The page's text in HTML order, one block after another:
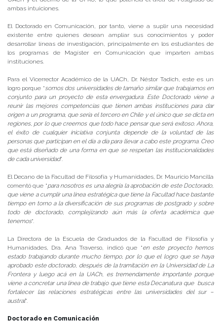
ambas intuiciones.
El Doctorado en Comunicación, por tanto, viene a suplir una necesidad
existente entre quienes desean ampliar sus conocimientos y poder
desarrollar líneas de investigación, principalmente en los estudiantes de
los programas de Magíster en Comunicación que imparten ambas
instituciones.
Para el Vicerrector Académico de la UACh, Dr. Néstor Tadich, este es un
logro porque “somos dos universidades de tamaño similar que trabajamos en
conjunto para un proyecto de esta envergadura. Este Doctorado viene a
reunir las mejores competencias que tienen ambas instituciones para dar
origen a un programa, que sería el tercero en Chile y el único que se dicta en
regiones, por lo que creemos que todo hace pensar que será exitoso. Ahora,
el éxito de cualquier iniciativa conjunta depende de la voluntad de las
personas que participan en el día a día para llevar a cabo este programa. Creo
que está diseñado de una forma en que se respetan las institucionalidades
de cada universidad”.
El Decano de la Facultad de Filosofía y Humanidades, Dr. Mauricio Mancilla
comentó que “para nosotros es una alegría la aprobación de este Doctorado,
que viene a cumplir una línea estratégica que tiene la Facultad hace bastante
tiempo en torno a la diversificación de sus programas de postgrado y sobre
todo de doctorado, complejizando aún más la oferta académica que
tenemos“.
La Directora de la Escuela de Graduados de la Facultad de Filosofía y
Humanidades, Dra. Ana Traverso, indicó que “en este proyecto hemos
estado trabajando durante mucho tiempo, por lo que el logro que se haya
aprobado este doctorado, después de la tramitación en la Universidad de La
Frontera y luego acá en la UACh, es tremendamente importante porque
viene a concretar una línea de trabajo que tiene esta Decanatura que busca
fortalecer las relaciones estratégicas entre las universidades del sur –
austral”.
Doctorado en Comunicación